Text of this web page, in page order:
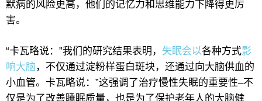
默病的风险更高，他们的记忆力和思维能力下降得更厉
害。
“卡瓦略说：”我们的研究结果表明， 失眠会以各种方式影
响大脑 ，不仅通过淀粉样蛋白斑块，还通过向大脑供血的
小血管。卡瓦略说：”这强调了治疗慢性失眠的重要性–不
仅是为了改善睡眠质量，也是为了保护老年人的大脑健